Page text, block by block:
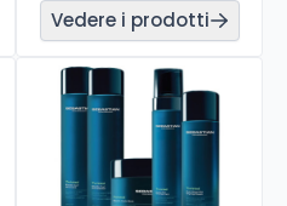
Vedere i prodotti